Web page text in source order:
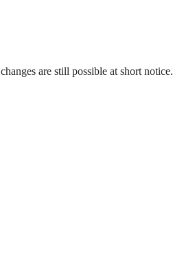
changes are still possible at short notice.